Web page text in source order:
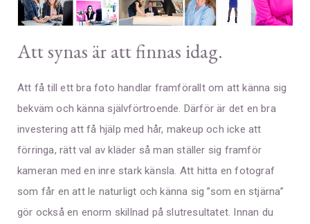
Att synas är att finnas idag.
Att få till ett bra foto handlar framförallt om att känna sig
bekväm och känna självförtroende. Därför är det en bra
investering att få hjälp med hår, makeup och icke att
förringa, rätt val av kläder så man ställer sig framför
kameran med en inre stark känsla. Att hitta en fotograf
som får en att le naturligt och känna sig ”som en stjärna”
gör också en enorm skillnad på slutresultatet. Innan du